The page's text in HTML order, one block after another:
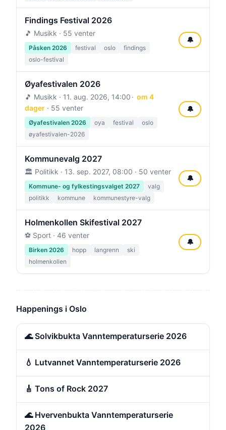
Findings Festival 2026
🎵 Musikk · 55 venter
Påsken 2026 festival oslo
findings
oslo-festival
🔔
Øyafestivalen 2026
🎵 Musikk · 11. aug. 2026, 14:00
om 4
dager · 55 venter
Øyafestivalen 2026 oya festival
oslo
øyafestivalen-2026
🔔
Kommunevalg 2027
🏛️ Politikk · 13. sep. 2027, 08:00 · 50 venter
Kommune- og fylkestingsvalget 2027
valg
politikk
kommune kommunestyre-valg
🔔
Holmenkollen Skifestival 2027
⚽ Sport · 46 venter
Birken 2026 hopp langrenn
ski
holmenkollen
🔔
Happenings i Oslo
🌊 Solvikbukta Vanntemperaturserie 2026
💧 Lutvannet Vanntemperaturserie 2026
🎸 Tons of Rock 2027
🌊 Hvervenbukta Vanntemperaturserie
2026